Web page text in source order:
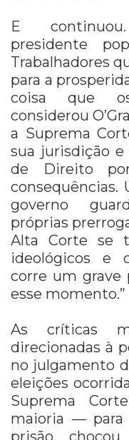
E
presidente
Trabalhadores
para a
coisa que
considerou
a Suprema
sua jurisdição
de Direito
consequências.
governo
próprias
Alta Corte se
ideológicos e
corre um grave
esse momento.”
As críticas
direcionadas à
no julgamento
eleições
Suprema
maioria — para
prisão